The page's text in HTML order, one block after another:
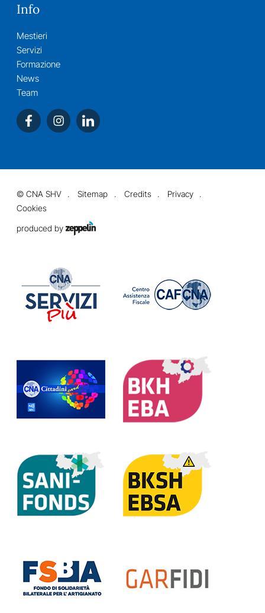
Info
Mestieri
Servizi
Formazione
News
Team
©CNA SHV Sitemap Credits
Privacy
Cookies
produced by